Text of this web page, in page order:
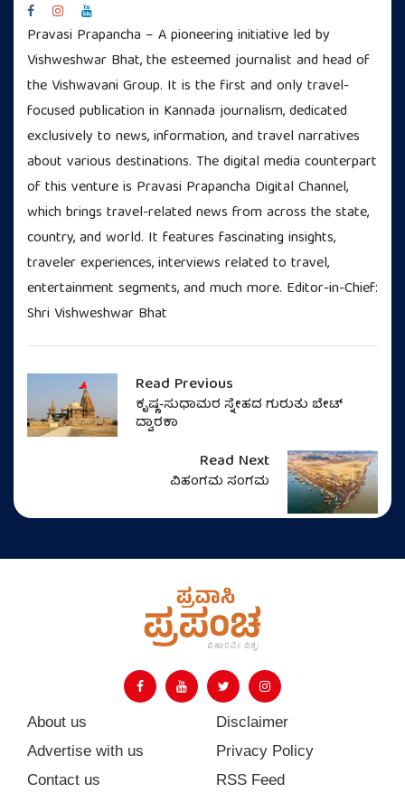
Pravasi Prapancha – A pioneering initiative led by
Vishweshwar Bhat, the esteemed journalist and head of
the Vishwavani Group. It is the first and only travel-
focused publication in Kannada journalism, dedicated
exclusively to news, information, and travel narratives
about various destinations. The digital media counterpart
of this venture is Pravasi Prapancha Digital Channel,
which brings travel-related news from across the state,
country, and world. It features fascinating insights,
traveler experiences, interviews related to travel,
entertainment segments, and much more. Editor-in-Chief:
Shri Vishweshwar Bhat
Read Previous
ಕೃಷ್ಣ-ಸುಧಾಮರ ಸ್ನೇಹದ ಗುರುತು ಬೇಟ್
ದ್ವಾರಕಾ
Read Next
ವಿಹಂಗಮ ಸಂಗಮ
About us
Advertise with us
Contact us
Disclaimer
Privacy Policy
RSS Feed